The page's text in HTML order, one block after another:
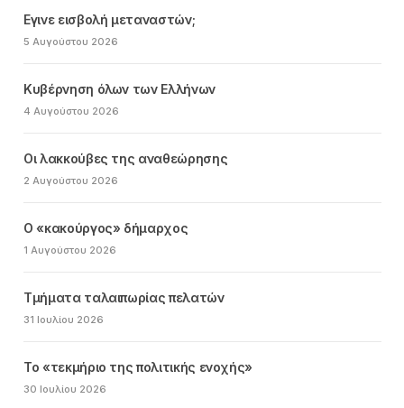
Εγινε εισβολή μεταναστών;
5 Αυγούστου 2026
Κυβέρνηση όλων των Ελλήνων
4 Αυγούστου 2026
Οι λακκούβες της αναθεώρησης
2 Αυγούστου 2026
Ο «κακούργος» δήμαρχος
1 Αυγούστου 2026
Τμήματα ταλαιπωρίας πελατών
31 Ιουλίου 2026
Το «τεκμήριο της πολιτικής ενοχής»
30 Ιουλίου 2026